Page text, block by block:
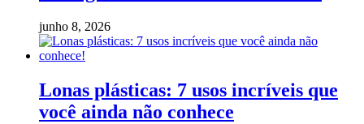
junho 8, 2026
Lonas plásticas: 7 usos incríveis que
você ainda não conhece